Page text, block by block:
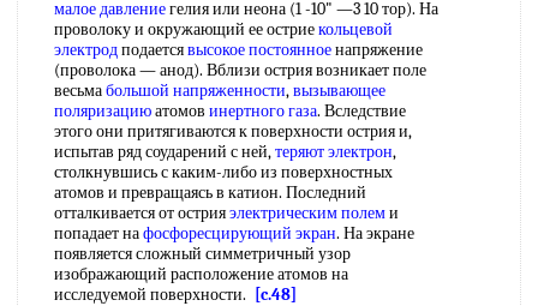
малое давлениегелия или неона (1 -10" —3 10 тор). На
проволоку и окружающий ее остриекольцевой
электродподаетсявысокое постоянноенапряжение
(проволока — анод). Вблизи острия возникает поле
весьмабольшой напряженности,вызывающее
поляризациюатомов инертного газа. Вследствие
этого они притягиваются к поверхности острия и,
испытав ряд соударений с ней,теряют электрон,
столкнувшись с каким-либо из поверхностных
атомов и превращаясь в катион. Последний
отталкивается от острияэлектрическим полеми
попадает нафосфоресцирующий экран. На экране
появляется сложный симметричный узор
изображающий расположение атомов на
исследуемой поверхности.
[c.48]